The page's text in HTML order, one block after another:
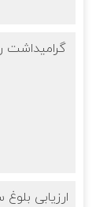
گرامیداشت
ارزیابی